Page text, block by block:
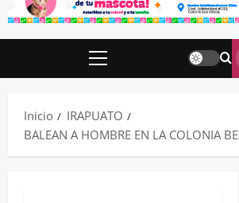
Menú
Inicio
IRAPUATO
BALEAN A HOMBRE EN LA COLONIA